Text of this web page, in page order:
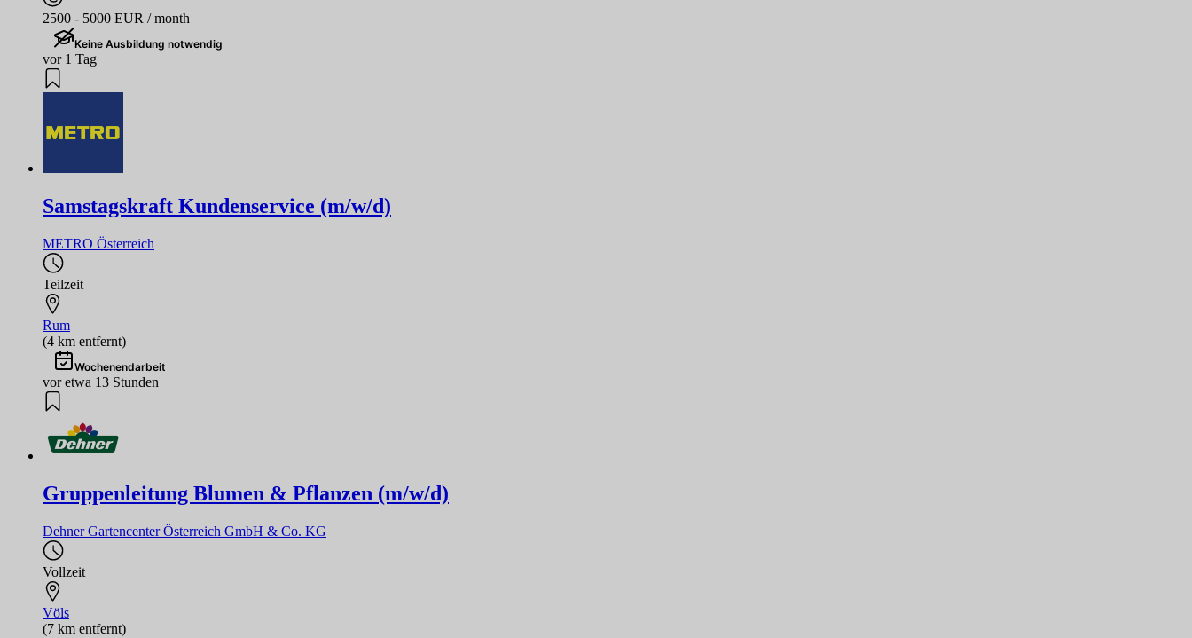
2500 - 5000 EUR / month
Keine Ausbildung notwendig
vor 1 Tag
Samstagskraft Kundenservice (m/w/d)
METRO Österreich
Teilzeit
Rum
(4 km entfernt)
Wochenendarbeit
vor etwa 13 Stunden
Gruppenleitung Blumen & Pflanzen (m/w/d)
Dehner Gartencenter Österreich GmbH & Co. KG
Vollzeit
Völs
(7 km entfernt)